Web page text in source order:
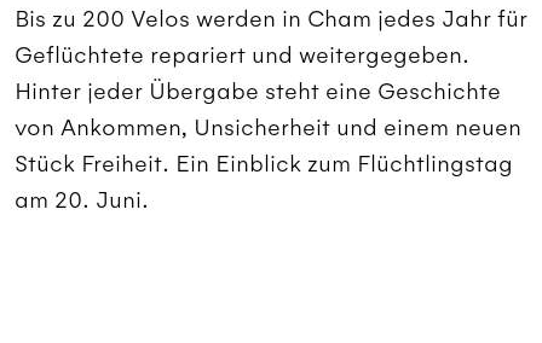
Bis zu 200 Velos werden in Cham jedes Jahr für
Geflüchtete repariert und weitergegeben.
Hinter jeder Übergabe steht eine Geschichte
von Ankommen, Unsicherheit und einem neuen
Stück Freiheit. Ein Einblick zum Flüchtlingstag
am 20. Juni.